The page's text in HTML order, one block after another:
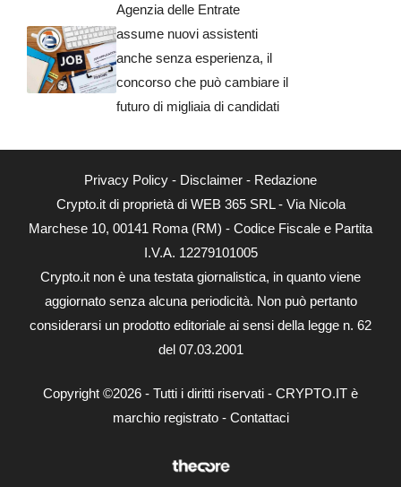
Agenzia delle Entrate
assume nuovi assistenti
anche senza esperienza, il
concorso che può cambiare il
futuro di migliaia di candidati
Privacy Policy - Disclaimer - Redazione
Crypto.it di proprietà di WEB 365 SRL - Via Nicola
Marchese 10, 00141 Roma (RM) - Codice Fiscale e Partita
I.V.A. 12279101005
Crypto.it non è una testata giornalistica, in quanto viene
aggiornato senza alcuna periodicità. Non può pertanto
considerarsi un prodotto editoriale ai sensi della legge n. 62
del 07.03.2001
Copyright ©2026 - Tutti i diritti riservati - CRYPTO.IT è
marchio registrato - Contattaci